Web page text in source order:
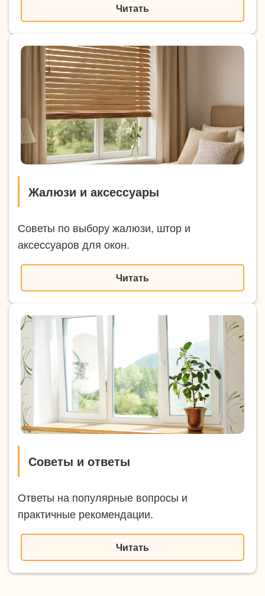
Читать
Жалюзи и аксессуары
Советы по выбору жалюзи, штор и
аксессуаров для окон.
Читать
Советы и ответы
Ответы на популярные вопросы и
практичные рекомендации.
Читать